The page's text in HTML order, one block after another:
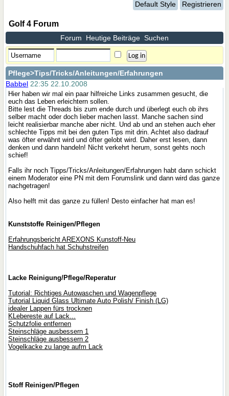
Default Style Registrieren
Golf 4 Forum
Forum Heutige Beiträge Suchen
Pflege>Tips/Tricks/Anleitungen/Erfahrungen
Babbel 22:35 22.10.2008
Hier haben wir mal ein paar hilfreiche Links zusammen gesucht, die
euch das Leben erleichtern sollen.
Bitte lest die Threads bis zum ende durch und überlegt euch ob ihrs
selber macht oder doch lieber machen lasst. Manche sachen sind
leicht realisierbar manche aber nicht. Und ab und an stehen auch eher
schlechte Tipps mit bei den guten Tips mit drin. Achtet also dadrauf
was öfter erwähnt wird und öfter gelobt wird. Daher erst lesen, dann
denken und dann handeln! Nicht verkehrt herum, sonst gehts noch
schief!
Falls ihr noch Tipps/Tricks/Anleitungen/Erfahrungen habt dann schickt
einem Moderator eine PN mit dem Forumslink und dann wird das ganze
nachgetragen!
Also helft mit das ganze zu füllen! Desto einfacher hat man es!
Kunststoffe Reinigen/Pflegen
Erfahrungsbericht AREXONS Kunstoff-Neu
Handschuhfach hat Schuhstreifen
Lacke Reinigung/Pflege/Reperatur
Tutorial: Richtiges Autowaschen und Wagenpflege
Tutorial Liquid Glass Ultimate Auto Polish/ Finish (LG)
idealer Lappen fürs trocknen
KLebereste auf Lack...
Schutzfolie entfernen
Steinschläge ausbessern 1
Steinschläge ausbessern 2
Vogelkacke zu lange aufm Lack
Stoff Reinigen/Pflegen